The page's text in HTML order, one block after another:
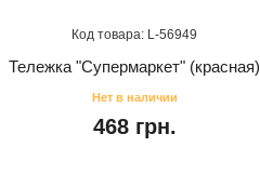
56949
Тележка "Супермаркет" (красная)
468 грн.